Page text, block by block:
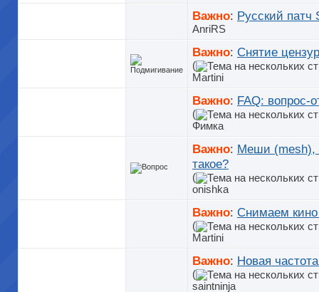
Важно: Русский патч
AnriRS
Важно: Снятие
(
Martini
Важно: FAQ: вопрос-
(
Фимка
Важно: Меши (mesh),
такое?
(
onishka
Важно: Снимаем
(
Martini
Важно: Новая
(
saintninja